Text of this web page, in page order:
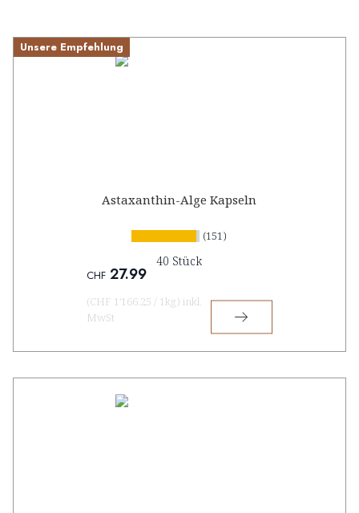
Unsere Empfehlung
Astaxanthin-Alge Kapseln
(151)
40 Stück
CHF27.99
(CHF 1'166.25 / 1kg) inkl.
MwSt